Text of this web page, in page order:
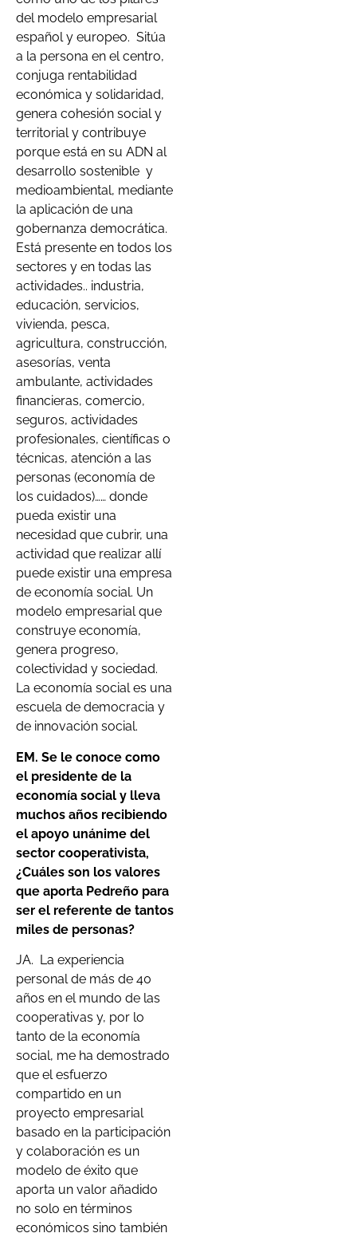
del modelo empresarial
español y europeo. Sitúa
a la persona en el centro,
conjuga rentabilidad
económica y solidaridad,
genera cohesión social y
territorial y contribuye
porque está en su ADN al
desarrollo sostenible y
medioambiental, mediante
la aplicación de una
gobernanza democrática.
Está presente en todos los
sectores y en todas las
actividades.. industria,
educación, servicios,
vivienda, pesca,
agricultura, construcción,
asesorías, venta
ambulante, actividades
financieras, comercio,
seguros, actividades
profesionales, científicas o
técnicas, atención a las
personas (economía de
los cuidados)…… donde
pueda existir una
necesidad que cubrir, una
actividad que realizar allí
puede existir una empresa
de economía social. Un
modelo empresarial que
construye economía,
genera progreso,
colectividad y sociedad.
La economía social es una
escuela de democracia y
de innovación social.
EM. Se le conoce como
el presidente de la
economía social y lleva
muchos años recibiendo
el apoyo unánime del
sector cooperativista,
¿Cuáles son los valores
que aporta Pedreño para
ser el referente de tantos
miles de personas?
JA. La experiencia
personal de más de 40
años en el mundo de las
cooperativas y, por lo
tanto de la economía
social, me ha demostrado
que el esfuerzo
compartido en un
proyecto empresarial
basado en la participación
y colaboración es un
modelo de éxito que
aporta un valor añadido
no solo en términos
económicos sino también